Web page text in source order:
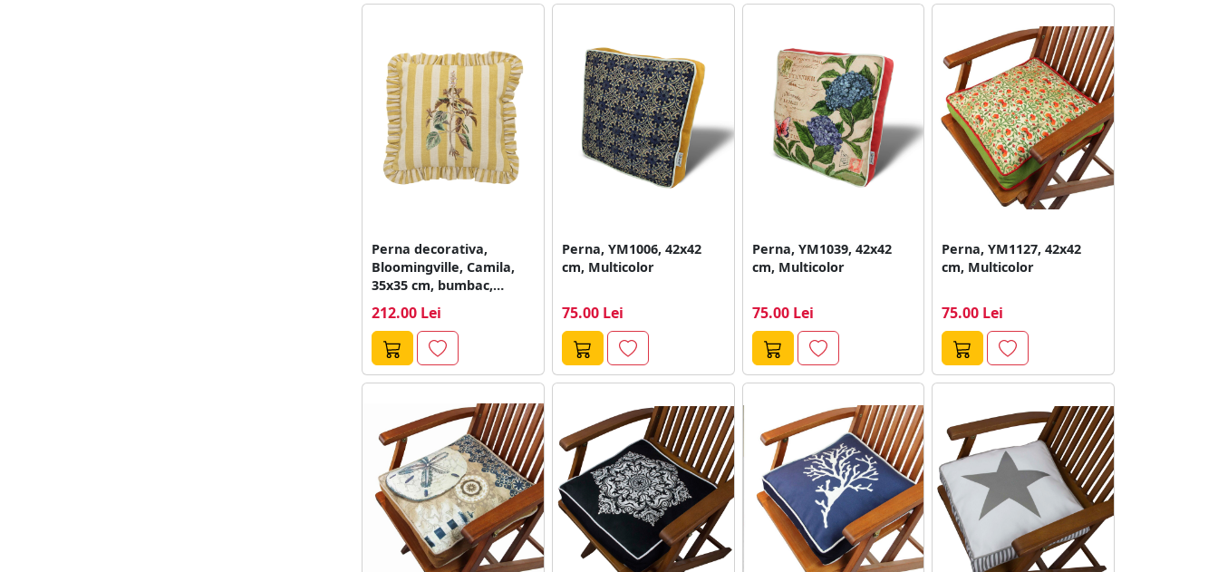
Perna decorativa,
Bloomingville, Camila,
35x35 cm, bumbac,
212.00 Lei
Perna, YM1006, 42x42
cm, Multicolor
75.00 Lei
Perna, YM1039, 42x42
cm, Multicolor
75.00 Lei
Perna, YM1127, 42x42
cm, Multicolor
75.00 Lei